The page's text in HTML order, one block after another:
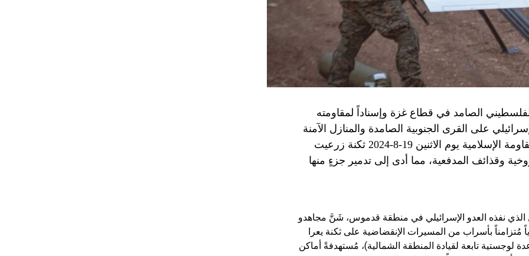
الصامد في قطاع غزة وإسناداً لمقاومته
على القرى الجنوبية الصامدة والمنازل الآمنة
وخصوصاً في بلدة باتوليه، استهدف مجاهدو المقاومة الإسلامية يوم الاثنين 19-8-2024 ثكنة زرعيت
وقذائف المدفعية، مما أدى إلى تدمير جزءٍ منها
الذي نفذه العدو الإسرائيلي في منطقة قدموس، شَنَّ مجاهدو
يوم الاثنين 19-8-2024 هجوماً جوياً مُتزامناً بأسراب من المسيرات الإنقضاضية على ثكنة يعرا
سنط جين (قاعدة لوجستية تابعة لقيادة المنطقة الشمالية)، مُستهدفةً أماكن